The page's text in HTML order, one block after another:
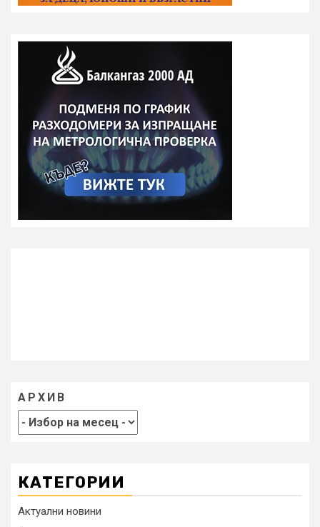
АРХИВ
КАТЕГОРИИ
Актуални новини